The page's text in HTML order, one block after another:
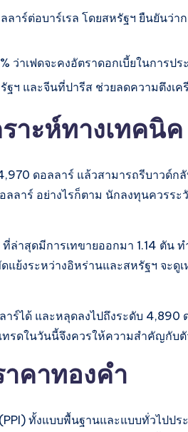
ร์ต่อบาร์เรล โดยสหรัฐฯ ยืนยันว่า
ว่าเฟดจะคงอัตราดอกเบี้ยในการ
และจีนที่ปารีส ช่วยลดความตึงเค
าะห์ทางเทคนิค
ดอลลาร์ แล้วสามารถรีบาวด์
าร์ อย่างไรก็ตาม นักลงทุนควรระ
ล่าสุดมีการเทขายออกมา 1.14 ตั
งระหว่างอิหร่านและสหรัฐฯ จะ
ร์ได้ และหลุดลงไปถึงระดับ
รดในวันนี้จึงควรให้ความสำคัญกับ
คาทองคำ
ทั้งแบบพื้นฐานและแบบทั่วไปปร